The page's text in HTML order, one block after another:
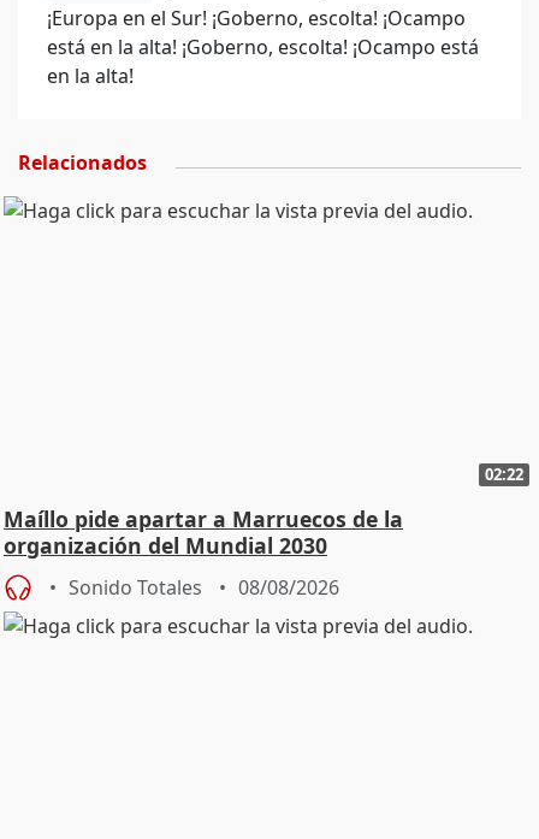
¡Europa en el Sur! ¡Goberno, escolta! ¡Ocampo
está en la alta! ¡Goberno, escolta! ¡Ocampo está
en la alta!
Relacionados
02:22
Maíllo pide apartar a Marruecos de la
organización del Mundial 2030
Sonido Totales 08/08/2026